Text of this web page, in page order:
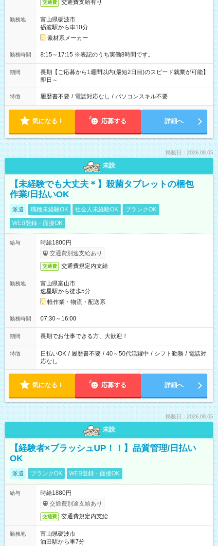
交通費 交通費支給有り
勤務地
富山県砺波市
砺波駅から車10分
素材系メーカー
勤務時間 8:15～17:15 ※表記のうち実働8時間です。
期間
長期【ご応募から1週間以内(最短2日目)のスピード就業が可能】
即日～
特徴 履歴書不要 / 電話対応なし / パソコンスキル不要
気になる！ 応募する 詳細へ
掲載日：2026.08.05
未読
【未経験でも大丈夫＊】殺菌タブレットの梱包
作業/日払いOK
派遣 職種未経験OK 社会人未経験OK
ブランクOK
WEB登録・面接OK
給与
時給1800円
交通費別途支給あり
交通費 交通費規定内支給
勤務地
富山県富山市
速星駅から徒歩5分
軽作業・物流・配送系
勤務時間 07:30～16:00
期間 長期でお仕事できる方、大歓迎！
特徴 日払いOK / 履歴書不要 / 40～50代活躍中 / シフト勤務 / 電話対
応なし
気になる！ 応募する 詳細へ
掲載日：2026.08.05
未読
【経験者×ブラッシュUP！！】品質管理/日払い
OK
派遣 ブランクOK WEB登録・面接OK
給与
時給1880円
交通費別途支給あり
交通費 交通費規定内支給
勤務地
富山県砺波市
油田駅から車7分